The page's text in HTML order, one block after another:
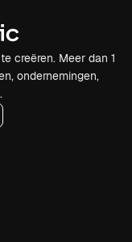
creëren. Meer dan 1
ondernemingen,